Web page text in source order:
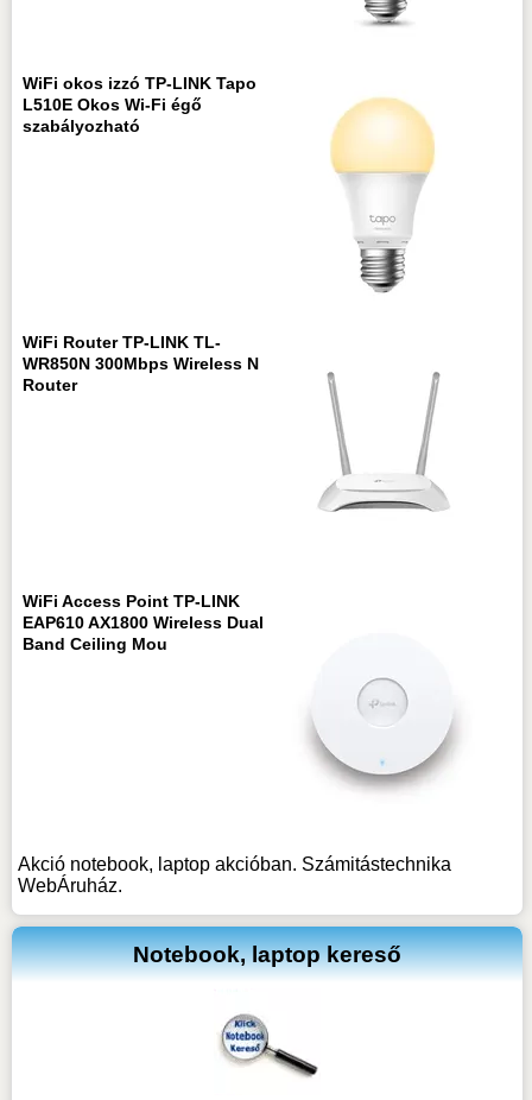
WiFi okos izzó TP-LINK Tapo
L510E Okos Wi-Fi égő
szabályozható
WiFi Router TP-LINK TL-
WR850N 300Mbps Wireless N
Router
WiFi Access Point TP-LINK
EAP610 AX1800 Wireless Dual
Band Ceiling Mou
Akció notebook, laptop akcióban. Számitástechnika
WebÁruház.
Notebook, laptop kereső